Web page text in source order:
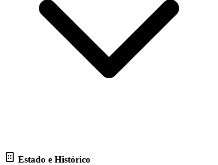
Estado e Histórico